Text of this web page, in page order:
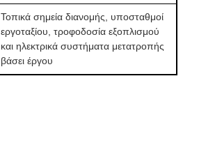
Τοπικά σημεία διανομής, υποσταθμοί
εργοταξίου, τροφοδοσία εξοπλισμού
και ηλεκτρικά συστήματα μετατροπής
βάσει έργου